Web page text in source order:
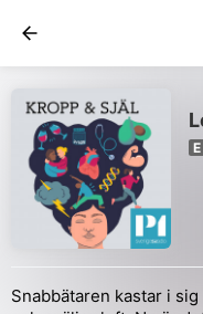
E
Snabbätaren kastar i